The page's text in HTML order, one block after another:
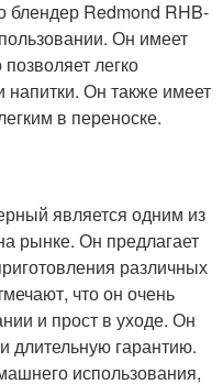
блендер Redmond RHB-
Он имеет
легко
напитки. Он также имеет
в переноске.
является одним из
рынке. Он предлагает
различных
что он очень
и прост в уходе. Он
длительную гарантию.
использования,